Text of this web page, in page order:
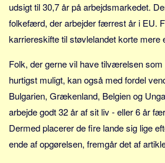
Norge
Thailand
Grækenland
USA
Alle
Nøgleord
Bolig
udsigt til 30,7 år på arbejdsmarkedet.
folkefærd, der arbejder færrest år i EU.
karriereskifte til støvlelandet korte mere
Folk, der gerne vil have tilværelsen
hurtigst muligt, kan også med fordel
Bulgarien, Grækenland, Belgien og
arbejde godt 32 år af sit liv - eller 6 år
Dermed placerer de fire lande sig lige
ende af opgørelsen, fremgår det af